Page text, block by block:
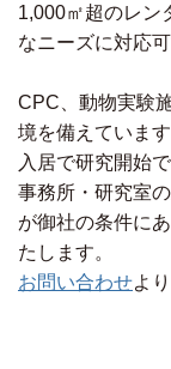
1,000㎡超のレン
なニーズに対応
CPC、動物実験
境を備えていま
入居で研究開始
事務所・研究室
が御社の条件に
たします。
お問い合わせよ